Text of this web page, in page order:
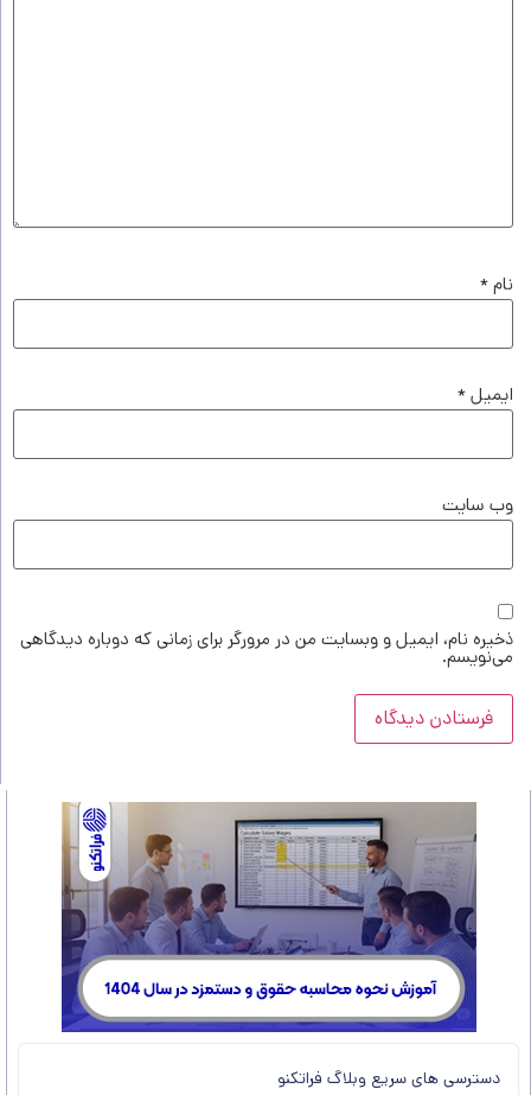
دسترسی های سریع وبلاگ فراتکنو
نام*
ایمیل*
وب‌ سایت
ذخیره نام، ایمیل و وبسایت من در مرورگر برای زمانی که دوباره دیدگاهی
می‌نویسم.